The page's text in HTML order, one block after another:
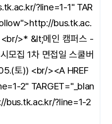
?line=1-1" TAR
bus.tk.ac.
>* &lt;메인 캠퍼스 -
모집 1차 면접일 스쿨버
토)) <br/><A HREF
2" TARGET="_blan
?line=1-2